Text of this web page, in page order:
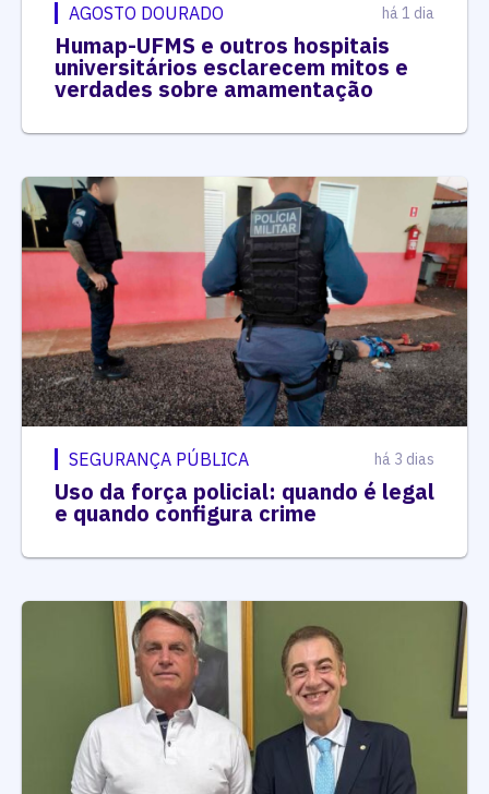
AGOSTO DOURADO há 1 dia
Humap-UFMS e outros hospitais
universitários esclarecem mitos e
verdades sobre amamentação
SEGURANÇA PÚBLICA há 3 dias
Uso da força policial: quando é legal
e quando configura crime